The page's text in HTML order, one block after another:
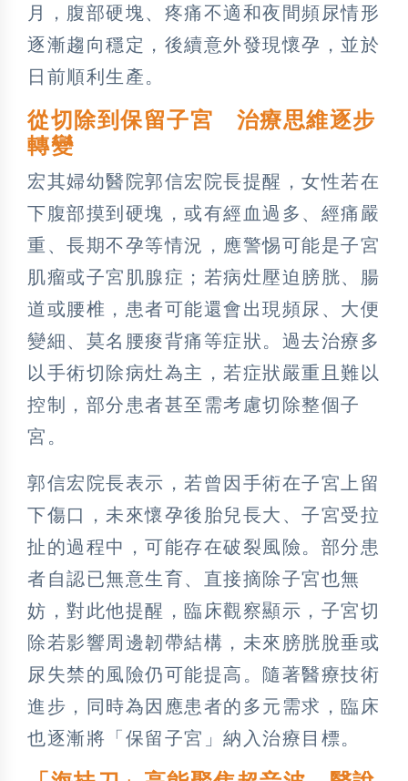
月，腹部硬塊、疼痛不適和夜間頻尿情形
逐漸趨向穩定，後續意外發現懷孕，並於
日前順利生產。
從切除到保留子宮 治療思維逐步
轉變
宏其婦幼醫院郭信宏院長提醒，女性若在
下腹部摸到硬塊，或有經血過多、經痛嚴
重、長期不孕等情況，應警惕可能是子宮
肌瘤或子宮肌腺症；若病灶壓迫膀胱、腸
道或腰椎，患者可能還會出現頻尿、大便
變細、莫名腰痠背痛等症狀。過去治療多
以手術切除病灶為主，若症狀嚴重且難以
控制，部分患者甚至需考慮切除整個子
宮。
郭信宏院長表示，若曾因手術在子宮上留
下傷口，未來懷孕後胎兒長大、子宮受拉
扯的過程中，可能存在破裂風險。部分患
者自認已無意生育、直接摘除子宮也無
妨，對此他提醒，臨床觀察顯示，子宮切
除若影響周邊韌帶結構，未來膀胱脫垂或
尿失禁的風險仍可能提高。隨著醫療技術
進步，同時為因應患者的多元需求，臨床
也逐漸將「保留子宮」納入治療目標。